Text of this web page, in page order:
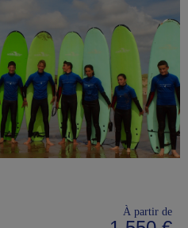
À partir de